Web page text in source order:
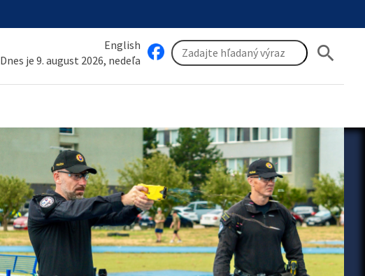
English
Dnes je 9. august 2026, nedeľa
search